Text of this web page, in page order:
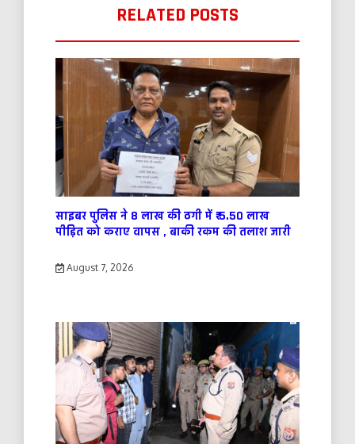
RELATED POSTS
साइबर पुलिस ने 8 लाख की ठगी में ₹ 5.50 लाख
पीड़ित को कराए वापस , बाकी रकम की तलाश जारी
August 7, 2026